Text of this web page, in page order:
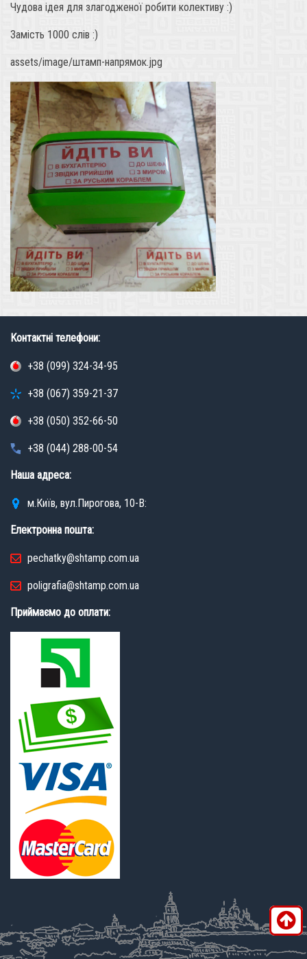
Чудова ідея для злагодженої робити колективу :)
Замість 1000 слів :)
assets/image/штамп-напрямок.jpg
Контактні телефони:
+38 (099) 324-34-95
+38 (067) 359-21-37
+38 (050) 352-66-50
+38 (044) 288-00-54
Наша адреса:
м.Київ, вул.Пирогова, 10-В:
Електронна пошта:
pechatky@shtamp.com.ua
poligrafia@shtamp.com.ua
Приймаємо до оплати: